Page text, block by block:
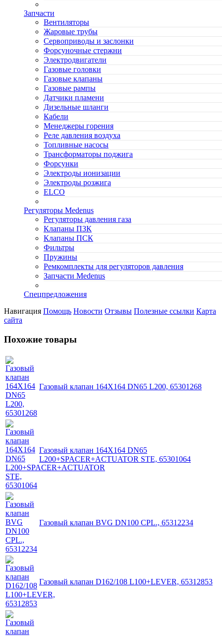
Запчасти
Вентиляторы
Жаровые трубы
Сервоприводы и заслонки
Форсуночные стержни
Электродвигатели
Газовые головки
Газовые клапаны
Газовые рампы
Датчики пламени
Дизельные шланги
Кабели
Менеджеры горения
Реле давления воздуха
Топливные насосы
Трансформаторы поджига
Форсунки
Электроды ионизации
Электроды розжига
ELCO
Регуляторы Medenus
Регуляторы давления газа
Клапаны ПЗК
Клапаны ПСК
Фильтры
Пружины
Ремкомплекты для регуляторов давления
Запчасти Medenus
Спецпредложения
Навигация Помощь Новости Отзывы Полезные ссылки Карта
сайта
Похожие товары
Газовый клапан 164X164 DN65 L200, 65301268
Газовый клапан 164X164 DN65
L200+SPACER+ACTUATOR STE, 65301064
Газовый клапан BVG DN100 CPL., 65312234
Газовый клапан D162/108 L100+LEVER, 65312853